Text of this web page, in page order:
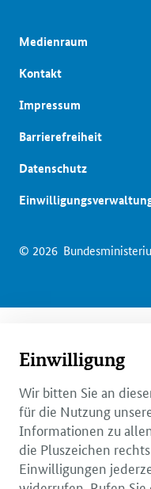
© 2026
Medienraum
Kontakt
Impressum
Barrierefreiheit
Datenschutz
Einwilligung
Wir bitten Sie an
für die Nutzung
Informationen zu
die Pluszeichen
Einwilligungen